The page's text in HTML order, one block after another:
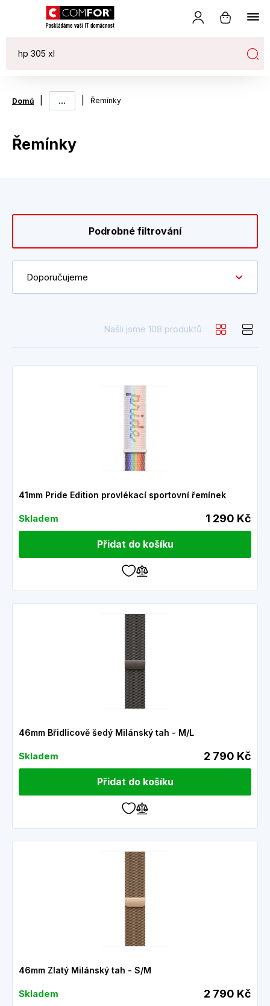
Domů ... Řemínky
Řemínky
Podrobné filtrování
Doporučujeme
Našli jsme 108 produktů
41mm Pride Edition provlékací sportovní řemínek
Skladem 1 290 Kč
Přidat do košíku
46mm Břidlicově šedý Milánský tah - M/L
Skladem 2 790 Kč
Přidat do košíku
46mm Zlatý Milánský tah - S/M
Skladem 2 790 Kč